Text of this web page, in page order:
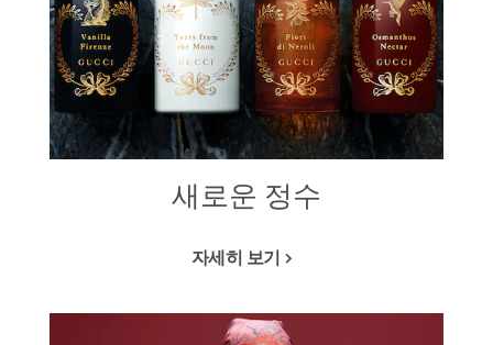
새로운 정수
자세히 보기